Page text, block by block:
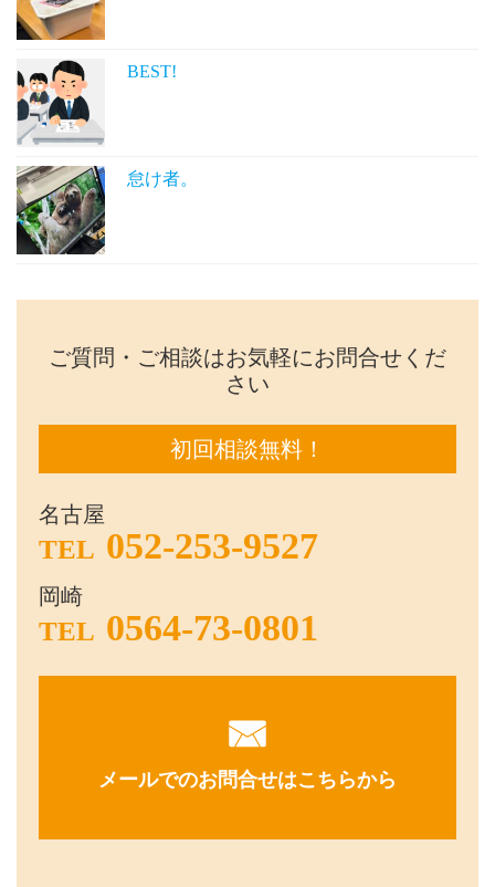
BEST!
怠け者。
ご質問・ご相談はお気軽にお問合せくだ
さい
初回相談無料！
名古屋
TEL 052-253-9527
岡崎
TEL 0564-73-0801
メールでのお問合せはこちらから